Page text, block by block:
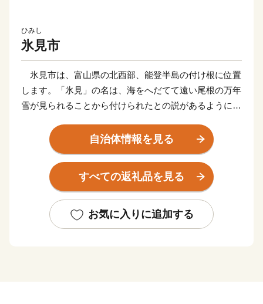
ひみし
氷見市
氷見市は、富山県の北西部、能登半島の付け根に位置
します。「氷見」の名は、海をへだてて遠い尾根の万年
雪が見られることから付けられたとの説があるように、
いらっしゃると思います。2016年に開業した北陸新幹
線「新高岡駅」から、城端駅・氷見線に乗り継いで終着
駅「氷見駅｣へ至る海岸線沿いの車窓からの眺めは、鉄
道ファンならずとも一度はご覧いただきたい風景です。
魚介類が一年を通じて水揚げされます。また、氷見が発
祥の地である越中式定置網漁は、豊富な魚介類を「採り
自治体情報を見る
すべての返礼品を見る
お気に入りに追加する